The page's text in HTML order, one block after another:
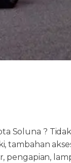
Soluna ?
tambahan
pengapian,